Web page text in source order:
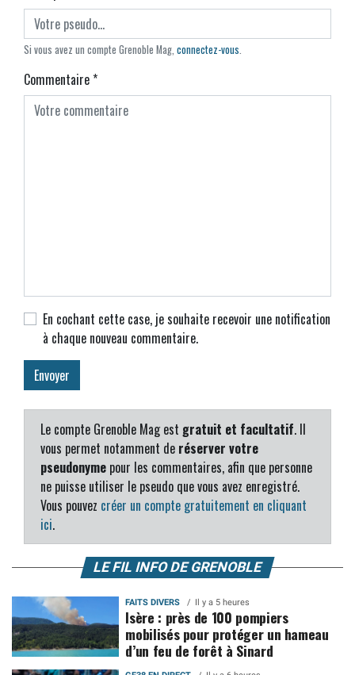
Si vous avez un compte Grenoble Mag, connectez-vous.
Commentaire*
En cochant cette case, je souhaite recevoir une notification
à chaque nouveau commentaire.
Le compte Grenoble Mag est gratuit et facultatif. Il
vous permet notamment de réserver votre
pseudonyme pour les commentaires, afin que personne
ne puisse utiliser le pseudo que vous avez enregistré.
Vous pouvez créer un compte gratuitement en cliquant
ici.
LE FIL INFO DE GRENOBLE
FAITS DIVERS Il y a 5 heures
Isère : près de 100 pompiers
mobilisés pour protéger un hameau
d’un feu de forêt à Sinard